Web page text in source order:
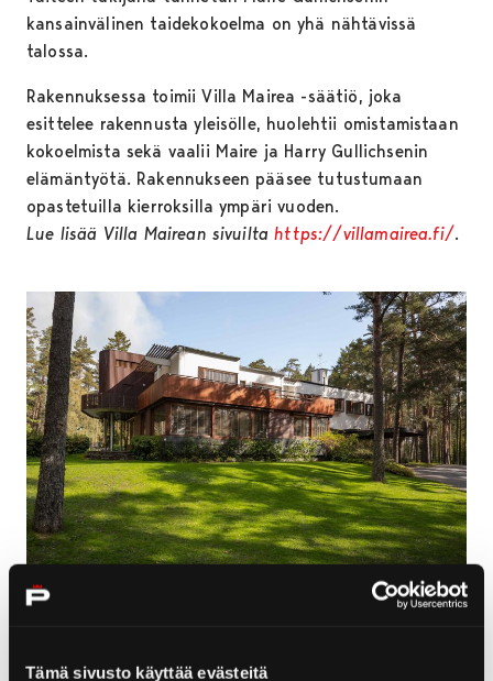
Tämä sivusto käyttää evästeitä
kansainvälinen taidekokoelma on yhä nähtävissä
talossa.
Rakennuksessa toimii Villa Mairea -säätiö, joka
esittelee rakennusta yleisölle, huolehtii omistamistaan
kokoelmista sekä vaalii Maire ja Harry Gullichsenin
elämäntyötä. Rakennukseen pääsee tutustumaan
opastetuilla kierroksilla ympäri vuoden.
Lue lisää Villa Mairean sivuiltahttps://villamairea.fi/.